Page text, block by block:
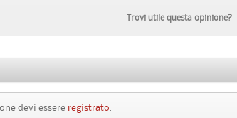
Trovi utile questa opinione?
devi essere registrato